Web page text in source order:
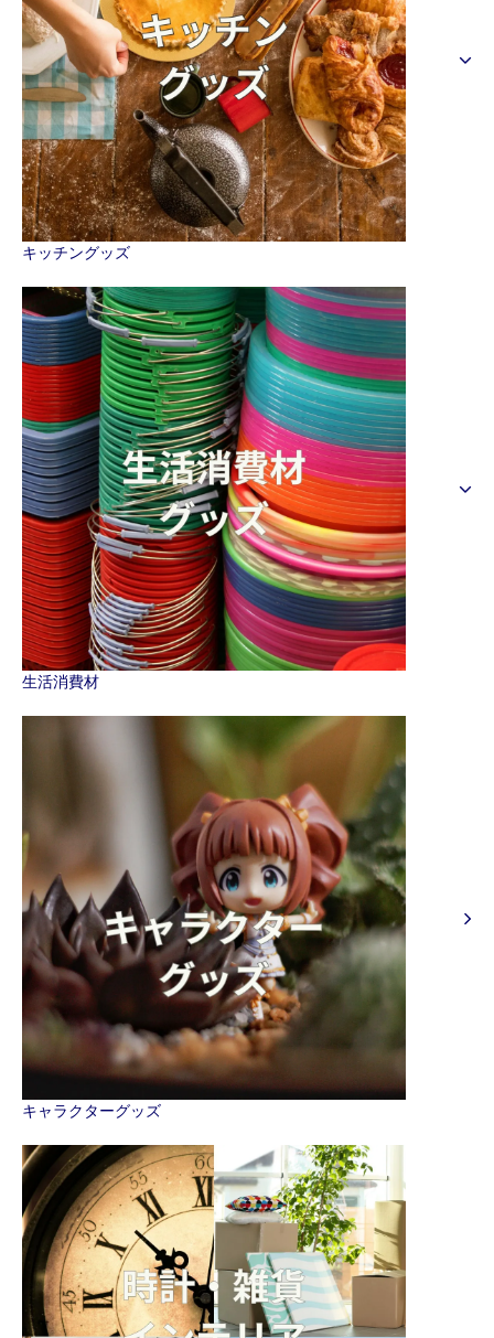
キッチングッズ
生活消費材
キャラクターグッズ